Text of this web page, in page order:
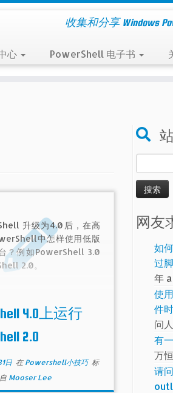
收集和分享 Windows
心 PowerShell 电子书
升级为4.0后，在高
中怎样使用低版
？例如PowerShell 3.0
2.0。
4.0上运行
2.0
日在 Powershell小技巧 标
Mooser Lee
索：
网友
如
过
年
使
件
问
有
万
请